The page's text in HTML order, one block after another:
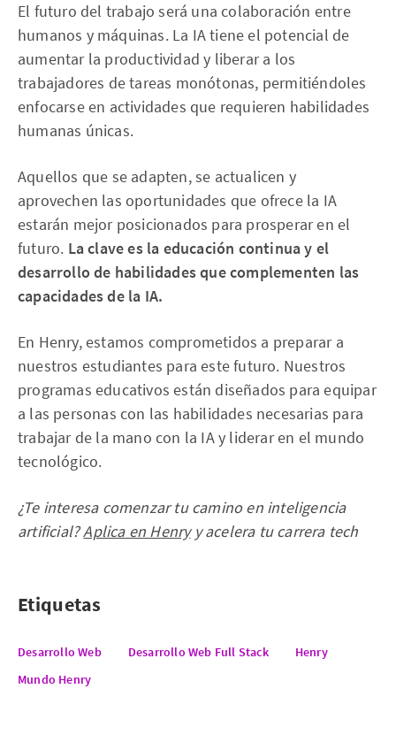
El futuro del trabajo será una colaboración entre
humanos y máquinas. La IA tiene el potencial de
aumentar la productividad y liberar a los
trabajadores de tareas monótonas, permitiéndoles
enfocarse en actividades que requieren habilidades
humanas únicas.
Aquellos que se adapten, se actualicen y
aprovechen las oportunidades que ofrece la IA
estarán mejor posicionados para prosperar en el
futuro. La clave es la educación continua y el
desarrollo de habilidades que complementen las
capacidades de la IA.
En Henry, estamos comprometidos a preparar a
nuestros estudiantes para este futuro. Nuestros
programas educativos están diseñados para equipar
a las personas con las habilidades necesarias para
trabajar de la mano con la IA y liderar en el mundo
tecnológico.
¿Te interesa comenzar tu camino en inteligencia
artificial?Aplica en Henryy acelera tu carrera tech
Etiquetas
Desarrollo Web Desarrollo Web Full Stack
Henry
Mundo Henry